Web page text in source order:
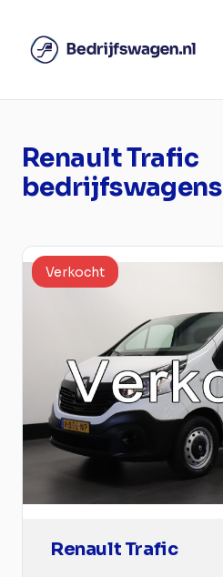
Renault Trafic
bedrijfswagens
Verkocht
Renault Trafic